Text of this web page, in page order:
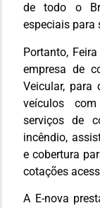
de todo o
especiais para
Portanto,
empresa de
Veicular, para
veículos
serviços de
incêndio,
e cobertura
cotações
A E-nova